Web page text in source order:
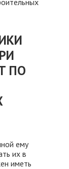
ПО
ему
их в
иметь